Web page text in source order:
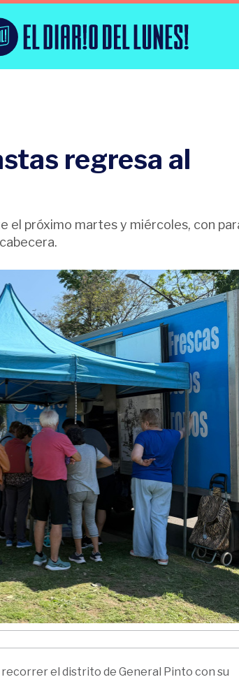
regresa al
el próximo martes y miércoles, con
el distrito de General Pinto con su